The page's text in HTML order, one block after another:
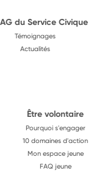
du Service Civique
Témoignages
Actualités
Être volontaire
Pourquoi s'engager
10 domaines d'action
Mon espace jeune
FAQ jeune